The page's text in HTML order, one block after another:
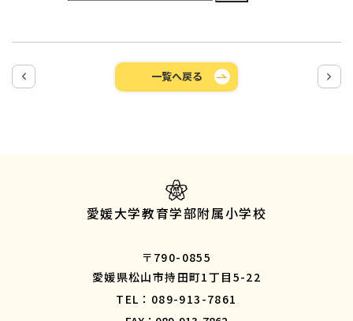
一覧へ戻る
愛媛大学教育学部附属小学校
〒790-0855
愛媛県松山市持田町1丁目5-22
TEL：089-913-7861